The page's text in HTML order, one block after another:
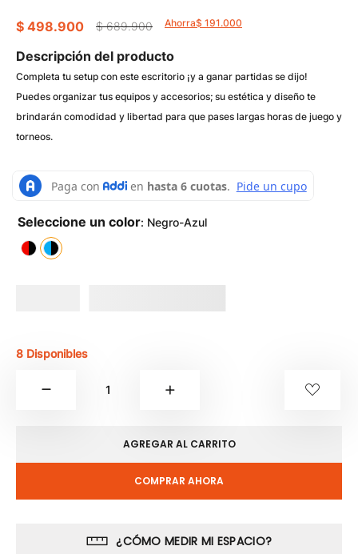
$ 689.900
$ 498.900 Ahorra$ 191.000
Descripción del producto
Completa tu setup con este escritorio ¡y a ganar partidas se dijo!
Puedes organizar tus equipos y accesorios; su estética y diseño te
brindarán comodidad y libertad para que pases largas horas de juego y
torneos.
: Negro-Azul
8 Disponibles
COMPRAR AHORA
AGREGAR AL CARRITO
¿CÓMO MEDIR MI ESPACIO?
10 . Comoda